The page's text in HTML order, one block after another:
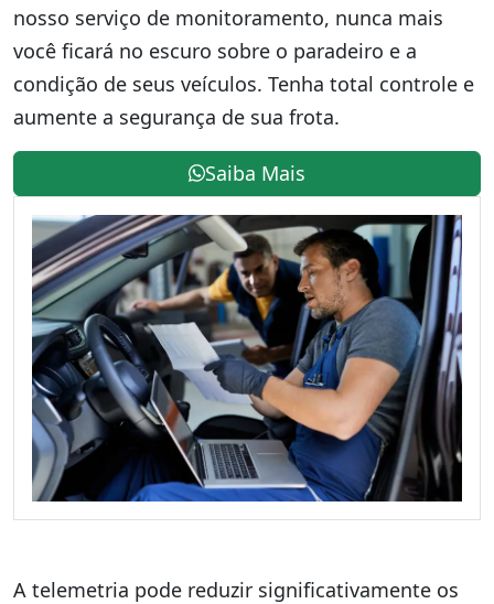
nosso serviço de monitoramento, nunca mais
você ficará no escuro sobre o paradeiro e a
condição de seus veículos. Tenha total controle e
aumente a segurança de sua frota.
Saiba Mais
A telemetria pode reduzir significativamente os